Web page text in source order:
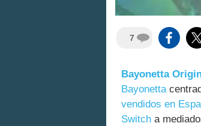
7
Bayonetta
Bayonetta
vendidos en
Switch a